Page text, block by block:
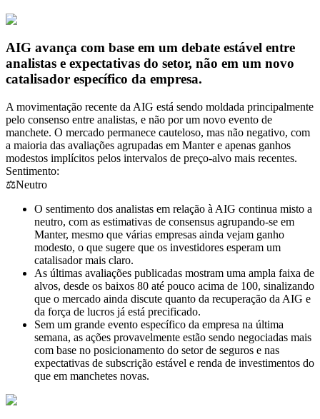
AIG avança com base em um debate estável entre
analistas e expectativas do setor, não em um novo
catalisador específico da empresa.
A movimentação recente da AIG está sendo moldada principalmente
pelo consenso entre analistas, e não por um novo evento de
manchete. O mercado permanece cauteloso, mas não negativo, com
a maioria das avaliações agrupadas em Manter e apenas ganhos
modestos implícitos pelos intervalos de preço-alvo mais recentes.
Sentimento:
⚖️Neutro
O sentimento dos analistas em relação à AIG continua misto a
neutro, com as estimativas de consensus agrupando-se em
Manter, mesmo que várias empresas ainda vejam ganho
modesto, o que sugere que os investidores esperam um
catalisador mais claro.
As últimas avaliações publicadas mostram uma ampla faixa de
alvos, desde os baixos 80 até pouco acima de 100, sinalizando
que o mercado ainda discute quanto da recuperação da AIG e
da força de lucros já está precificado.
Sem um grande evento específico da empresa na última
semana, as ações provavelmente estão sendo negociadas mais
com base no posicionamento do setor de seguros e nas
expectativas de subscrição estável e renda de investimentos do
que em manchetes novas.